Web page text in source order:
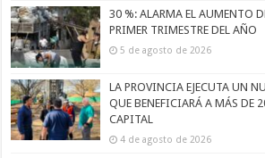
30 %: ALARMA EL AUMENTO
PRIMER TRIMESTRE DEL AÑO
5 de agosto de 2026
LA PROVINCIA EJECUTA UN
QUE BENEFICIARÁ A MÁS DE
CAPITAL
4 de agosto de 2026